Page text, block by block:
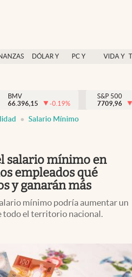
DÓLAR Y
PC Y
VIDA Y
México
BMV
66.396,15
-0.19%
S&P 500
7709,96
Salario Mínimo
salario mínimo en
empleados qué
y ganarán más
mínimo podría aumentar un
todo el territorio nacional.